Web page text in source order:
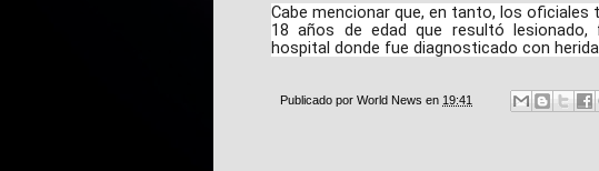
Cabe mencionar que, en tanto, los
18 años de edad que resultó
hospital donde fue diagnosticado con
Publicado por World News en 19:41